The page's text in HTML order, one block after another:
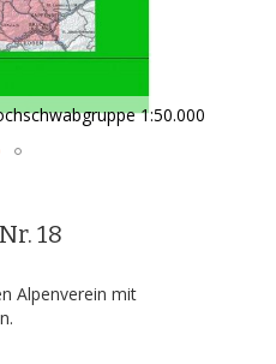
1:50.000
18
Alpenverein mit